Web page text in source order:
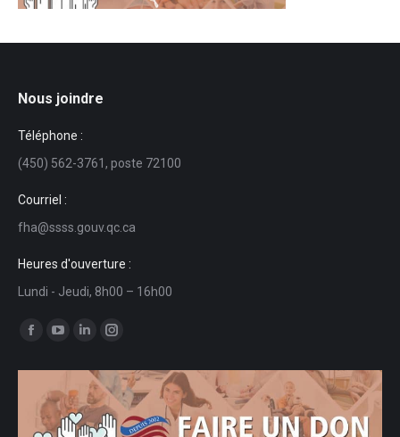
Nous joindre
Téléphone :
(450) 562-3761, poste 72100
Courriel :
fha@ssss.gouv.qc.ca
Heures d'ouverture :
Lundi - Jeudi, 8h00 – 16h00
Trouvez nous sur :
La
s'ouvre
dans
YouTube
s'ouvre
dans
LinkedIn
s'ouvre
dans
La
Instagram
s'ouvre
dans